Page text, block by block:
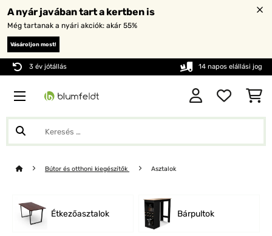
A nyár javában tart a kertben is
Még tartanak a nyári akciók: akár 55%
Vásároljon most!
3 év jótállás 14 napos elállási jog
Bútor és otthoni kiegészítők Asztalok
Étkezőasztalok Bárpultok